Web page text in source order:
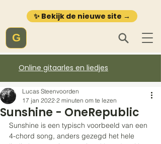
✨ Bekijk de nieuwe site →
G
Online gitaarles en liedjes
Sunshine - OneRepublic
Lucas Steenvoorden
17 jan 2022 2 minuten om te lezen
Sunshine is een typisch voorbeeld van een
4-chord song, anders gezegd het hele